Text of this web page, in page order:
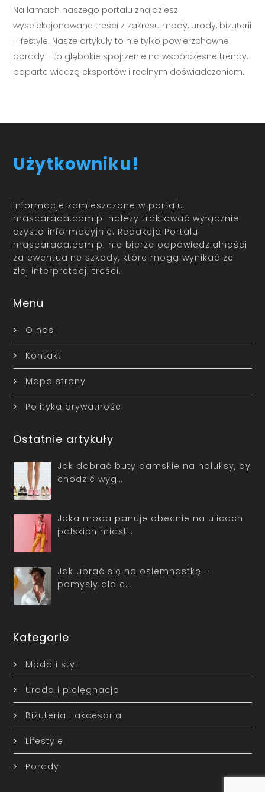
Na łamach naszego portalu znajdziesz
wyselekcjonowane treści z zakresu mody, urody, biżuterii
i lifestyle. Nasze artykuły to nie tylko powierzchowne
porady - to głębokie spojrzenie na współczesne trendy,
poparte wiedzą ekspertów i realnym doświadczeniem.
Użytkowniku!
Informacje zamieszczone w portalu
mascarada.com.pl należy traktować wyłącznie
czysto informacyjnie. Redakcja Portalu
mascarada.com.pl nie bierze odpowiedzialności
za ewentualne szkody, które mogą wynikać ze
złej interpretacji treści.
Menu
O nas
Kontakt
Mapa strony
Polityka prywatności
Ostatnie artykuły
Jak dobrać buty damskie na haluksy, by
chodzić wyg…
Jaka moda panuje obecnie na ulicach
polskich miast…
Jak ubrać się na osiemnastkę –
pomysły dla c…
Kategorie
Moda i styl
Uroda i pielęgnacja
Biżuteria i akcesoria
Lifestyle
Porady